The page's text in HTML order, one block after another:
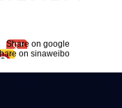
Share on google
on sinaweibo